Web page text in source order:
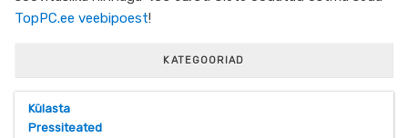
TopPC.ee veebipoest!
KATEGOORIAD
Külasta
Pressiteated